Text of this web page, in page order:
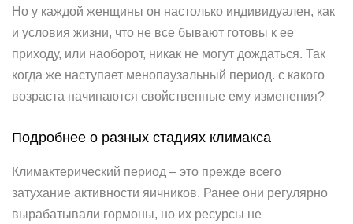
Но у каждой женщины он настолько индивидуален, как
и условия жизни, что не все бывают готовы к ее
приходу, или наоборот, никак не могут дождаться. Так
когда же наступает менопаузальный период. с какого
возраста начинаются свойственные ему изменения?
Подробнее о разных стадиях климакса
Климактерический период – это прежде всего
затухание активности яичников. Ранее они регулярно
вырабатывали гормоны, но их ресурсы не